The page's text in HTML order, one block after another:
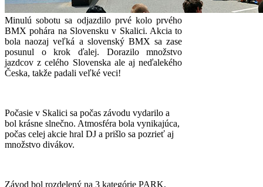
Minulú sobotu sa odjazdilo prvé kolo prvého
BMX pohára na Slovensku v Skalici. Akcia to
bola naozaj veľká a slovenský BMX sa zase
posunul o krok ďalej. Dorazilo množstvo
jazdcov z celého Slovenska ale aj neďalekého
Česka, takže padali veľké veci!
Počasie v Skalici sa počas závodu vydarilo a
bol krásne slnečno. Atmosféra bola vynikajúca,
počas celej akcie hral DJ a prišlo sa pozrieť aj
množstvo divákov.
Závod bol rozdelený na 3 kategórie PARK,